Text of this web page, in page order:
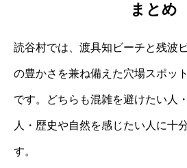
まとめ
読谷村では、渡具知ビーチと残波
の豊かさを兼ね備えた穴場スポッ
です。どちらも混雑を避けたい人
人・歴史や自然を感じたい人に十
す。